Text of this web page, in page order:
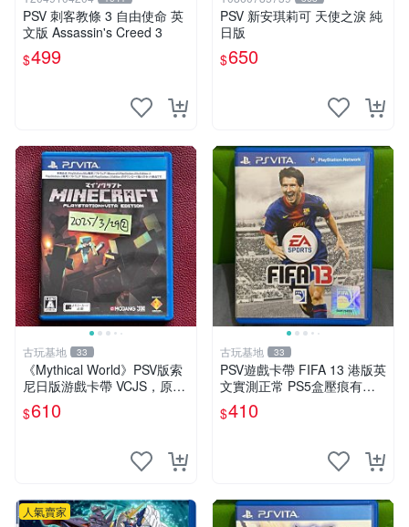
PSV 刺客教條 3 自由使命 英
文版 Assassin's Creed 3
$499
PSV 新安琪莉可 天使之淚 純
日版
$650
古玩基地 33
《Mythical World》PSV版索
尼日版游戲卡帶 VCJS，原裝
進口帶全盒說明書，支持主機
運行。Mythical World PSV
$610
古玩基地 33
PSV遊戲卡帶 FIFA 13 港版英
文實測正常 PS5盒壓痕有圖
可驗收 FIFA 13 PSV 港版 游
玩無問題 PSV FIFA 13 港版
$410
人氣賣家